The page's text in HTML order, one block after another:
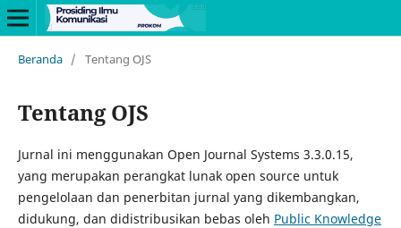
Beranda / Tentang OJS
Tentang OJS
Jurnal ini menggunakan Open Journal Systems 3.3.0.15,
yang merupakan perangkat lunak open source untuk
pengelolaan dan penerbitan jurnal yang dikembangkan,
didukung, dan didistribusikan bebas oleh Public Knowledge